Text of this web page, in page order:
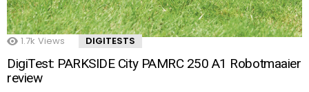
1.7k Views DIGITESTS
DigiTest: PARKSIDE City PAMRC 250 A1 Robotmaaier
review